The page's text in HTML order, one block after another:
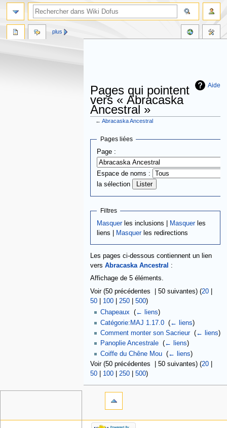
Aide
Pages qui pointent
vers « Abracaska
Ancestral »
←Abracaska Ancestral
Aller
navigation
Aller
recherche
Pages liées
Page :
Espace de noms :
la sélection
Filtres
Masquerles inclusions | Masquerles
liens |
Masquerles redirections
Les pages ci-dessous contiennent un lien
vers Abracaska Ancestral :
Affichage de 5 éléments.
Voir (50 précédentes | 50 suivantes) (20|
50| 100| 250| 500)
Chapeaux ‎(← liens)
Catégorie:MAJ 1.17.0 ‎(← liens)
Comment monter son Sacrieur‎(← liens)
Panoplie Ancestrale ‎(← liens)
Coiffe du Chêne Mou ‎(← liens)
Voir (50 précédentes | 50 suivantes) (20|
50| 100| 250| 500)
plus